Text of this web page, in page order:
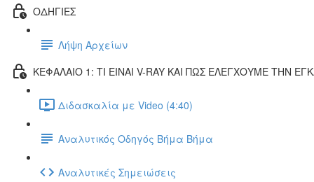
ΟΔΗΓΙΕΣ
Λήψη Αρχείων
ΚΕΦΑΛΑΙΟ 1: ΤΙ ΕΙΝΑΙ V-RAY ΚΑΙ ΠΩΣ ΕΛΕΓΧΟΥΜΕ ΤΗΝ
Διδασκαλία με Video (4:40)
Αναλυτικός Οδηγός Βήμα Βήμα
Αναλυτικές Σημειώσεις